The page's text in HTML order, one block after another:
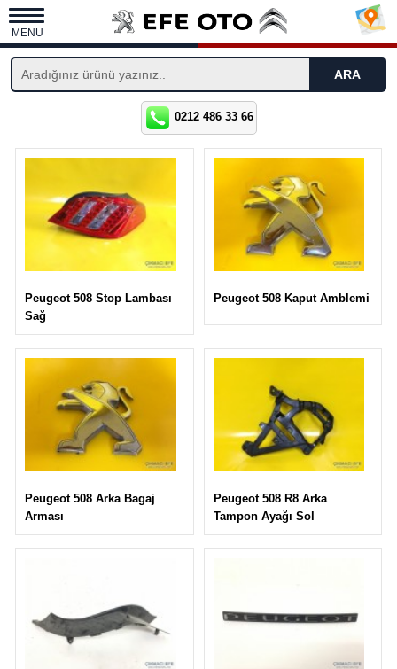
MENU
0212 486 33 66
Peugeot 508 Stop Lambası
Sağ
Peugeot 508 Kaput Amblemi
Peugeot 508 Arka Bagaj
Arması
Peugeot 508 R8 Arka
Tampon Ayağı Sol